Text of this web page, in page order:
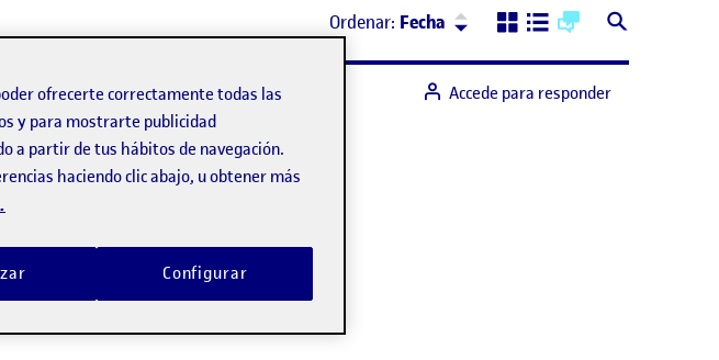
Ordenar: Fecha Ordenar:Descendente
Accede para responder
ofrecerte correctamente todas las
y para mostrarte publicidad
a partir de tus hábitos de navegación.
haciendo clic abajo, u obtener más
Configurar